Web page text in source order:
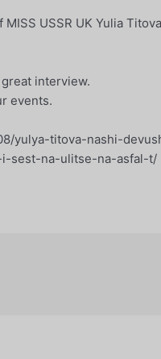
USSR UK Yulia
interview.
events.
yulya-titova-nashi-
sest-na-ulitse-na-asfal-t/